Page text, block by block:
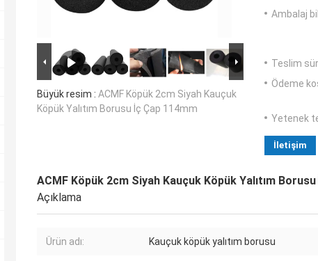
Büyük resim : ACMF Köpük 2cm Siyah Kauçuk
Köpük Yalıtım Borusu İç Çap 114mm
Ambalaj
Teslim
Ödeme
Yetenek
İletişim
ACMF Köpük 2cm Siyah Kauçuk Köpük Yalıtım
Açıklama
Ürün adı: Kauçuk köpük yalıtım borusu